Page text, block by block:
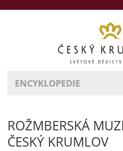
ENCYKLOPEDIE
ROŽMBERSKÁ
ČESKÝ KRUMLOV